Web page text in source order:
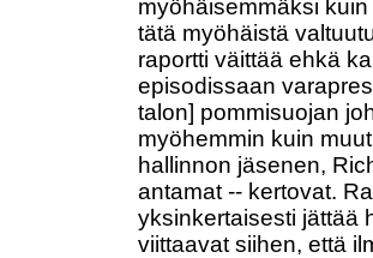
myöhäisemmäksi
tätä myöhäistä
raportti väittää ehkä
episodissaan
talon] pommisuojan
myöhemmin kuin
hallinnon jäsenen,
antamat -- kertovat.
yksinkertaisesti jättää
viittaavat siihen, että